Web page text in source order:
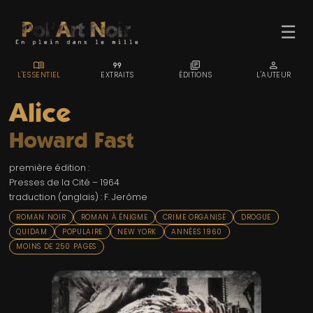
☰
ACCUEIL
TROMBINO
INDEX
RECHERCHE
BLOG
LIENS & FESTIVALS
UN POLAR AU HASARD
Alice
Howard Fast
première édition :
Presses de la Cité – 1964
traduction (anglais) : F. Jerôme
ROMAN NOIR ROMAN À ÉNIGME CRIME ORGANISÉ
DROGUE
QUIDAM
POPULAIRE NEW YORK
ANNÉES 1960
MOINS DE 250 PAGES
MENU_BOOK
L'ESSENTIEL
FORMAT_QUOTE
EXTRAITS
LIBRARY_BOOKS
ÉDITIONS
PERSON
L'AUTEUR